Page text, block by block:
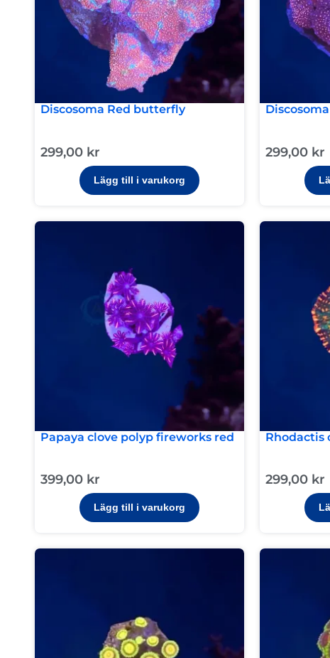
Discosoma Red butterfly
299,00 kr
Lägg till i varukorg
299,00 kr
Papaya clove polyp fireworks red
399,00 kr
Lägg till i varukorg
Rhodactis
299,00 kr